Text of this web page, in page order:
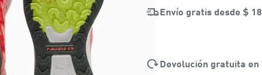
Envío gratis desde $
Devolución gratuita en